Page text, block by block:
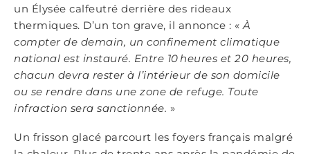
un Élysée calfeutré derrière des rideaux
thermiques. D’un ton grave, il annonce : «À
compter de demain, un confinement climatique
national est instauré. Entre 10heures et 20 heures,
chacun devra rester à l’intérieur de son domicile
ou se rendre dans une zone de refuge. Toute
infraction sera sanctionnée. »
Un frisson glacé parcourt les foyers français malgré